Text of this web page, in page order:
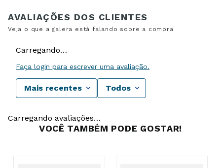
Carregando…
Faça login para escrever uma avaliação.
Mais recentes Todos
Carregando avaliações…
VOCÊ TAMBÉM PODE GOSTAR!